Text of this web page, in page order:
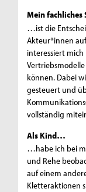
Mein
…ist die
Akteur*innen
interessiert
können. Dabei
gesteuert und
vollständig
Als Kind…
…habe ich bei
und Rehe
auf einem
Kletteraktionen